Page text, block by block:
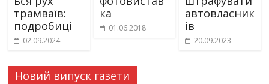
трамваїв:
подробиці
02.09.2024
ка
01.06.2018
автовласник
ів
20.09.2023
Новий випуск газети